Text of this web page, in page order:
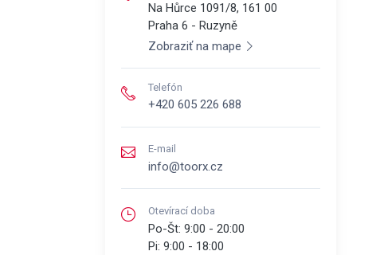
Na Hůrce 1091/8, 161 00
Praha 6 - Ruzyně
Zobraziť na mape
Telefón
+420 605 226 688
E-mail
info@toorx.cz
Otevírací doba
Po-Št: 9:00 - 20:00
Pi: 9:00 - 18:00